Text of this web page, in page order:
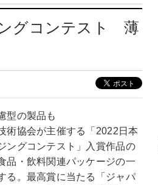
ングコンテスト 薄
型の製品も
術協会が主催する「2022日本
ングコンテスト」入賞作品の
品・飲料関連パッケージの一
る。最高賞に当たる「ジャパ